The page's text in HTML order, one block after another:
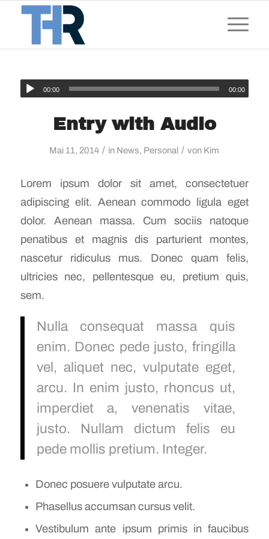
00:00 00:00
Entry with Audio
Mai 11, 2014 / in News, Personal / von Kim
Lorem ipsum dolor sit amet, consectetuer
adipiscing elit. Aenean commodo ligula eget
dolor. Aenean massa. Cum sociis natoque
penatibus et magnis dis parturient montes,
nascetur ridiculus mus. Donec quam felis,
ultricies nec, pellentesque eu, pretium quis,
sem.
Nulla consequat massa quis
enim. Donec pede justo, fringilla
vel, aliquet nec, vulputate eget,
arcu. In enim justo, rhoncus ut,
imperdiet a, venenatis vitae,
justo. Nullam dictum felis eu
pede mollis pretium. Integer.
Donec posuere vulputate arcu.
Phasellus accumsan cursus velit.
Vestibulum ante ipsum primis in faucibus